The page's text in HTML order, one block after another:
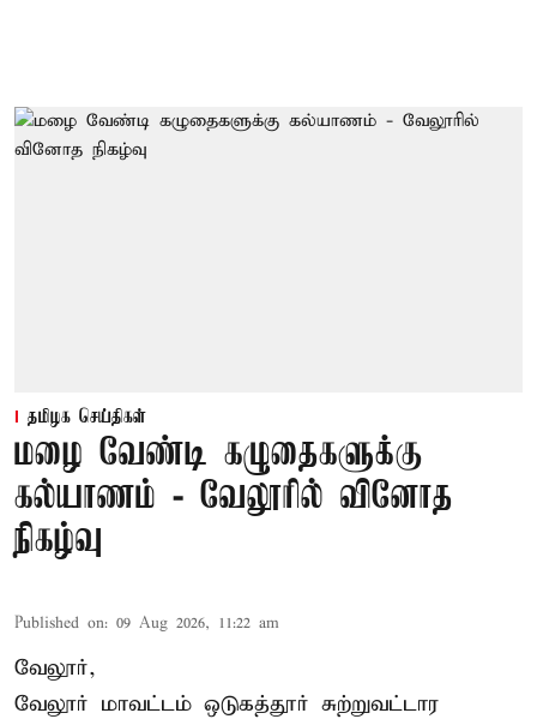
தமிழக செய்திகள்
மழை வேண்டி கழுதைகளுக்கு
கல்யாணம் - வேலூரில் வினோத
நிகழ்வு
Published on: 09 Aug 2026, 11:22 am
வேலூர்,
வேலூர் மாவட்டம் ஒடுகத்தூர் சுற்றுவட்டார